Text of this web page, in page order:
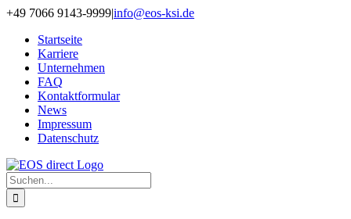
Zum
springen
+49 7066 9143-9999|info@eos-ksi.de
Startseite
Karriere
Unternehmen
FAQ
Kontaktformular
News
Impressum
Datenschutz
Suche
nach: